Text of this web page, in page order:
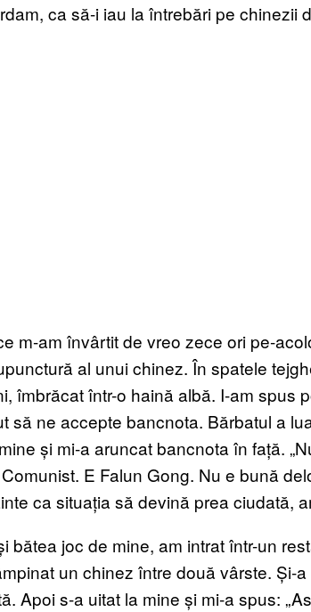
ca să-i iau la întrebări pe chinezii
m-am învârtit de vreo zece ori pe-
al unui chinez. În spatele
îmbrăcat într-o haină albă. I-am spus
să ne accepte bancnota. Bărbatul a
și mi-a aruncat bancnota în față.
E Falun Gong. Nu e bună
ca situația să devină prea ciudată,
bătea joc de mine, am intrat într-un
un chinez între două vârste. Și-
Apoi s-a uitat la mine și mi-a spus: